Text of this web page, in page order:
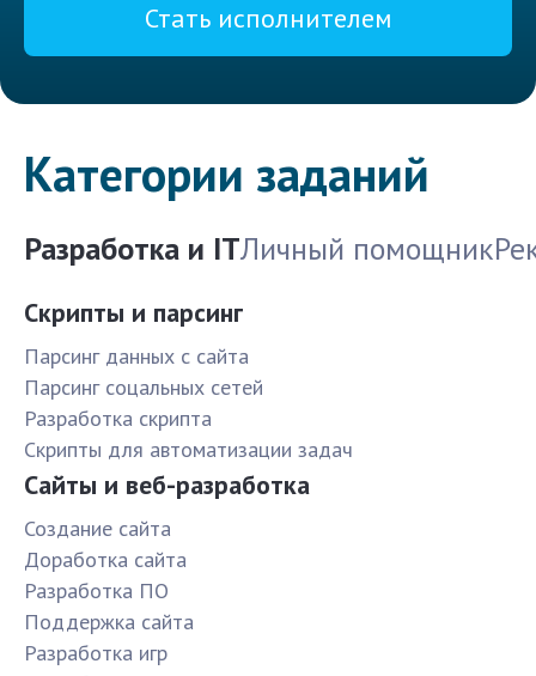
Стать исполнителем
Категории заданий
Разработка и ITЛичный помощник
Скрипты и парсинг
Парсинг данных с сайта
Парсинг соцальных сетей
Разработка скрипта
Скрипты для автоматизации задач
Сайты и веб-разработка
Создание сайта
Доработка сайта
Разработка ПО
Поддержка сайта
Разработка игр